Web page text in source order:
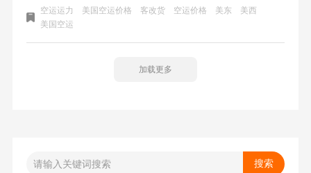
了“客改货”航班运行宣贯会，规范“客改货”航班客舱载货标
准，要求客舱禁止载运非防疫物品。自2022年1月1日起，仅
允许在客舱内装载防疫相关物品，具体由承运人建立货物的
空运运力 美国空运价格 客改货 空运价格 美东
美西
美国空运
加载更多